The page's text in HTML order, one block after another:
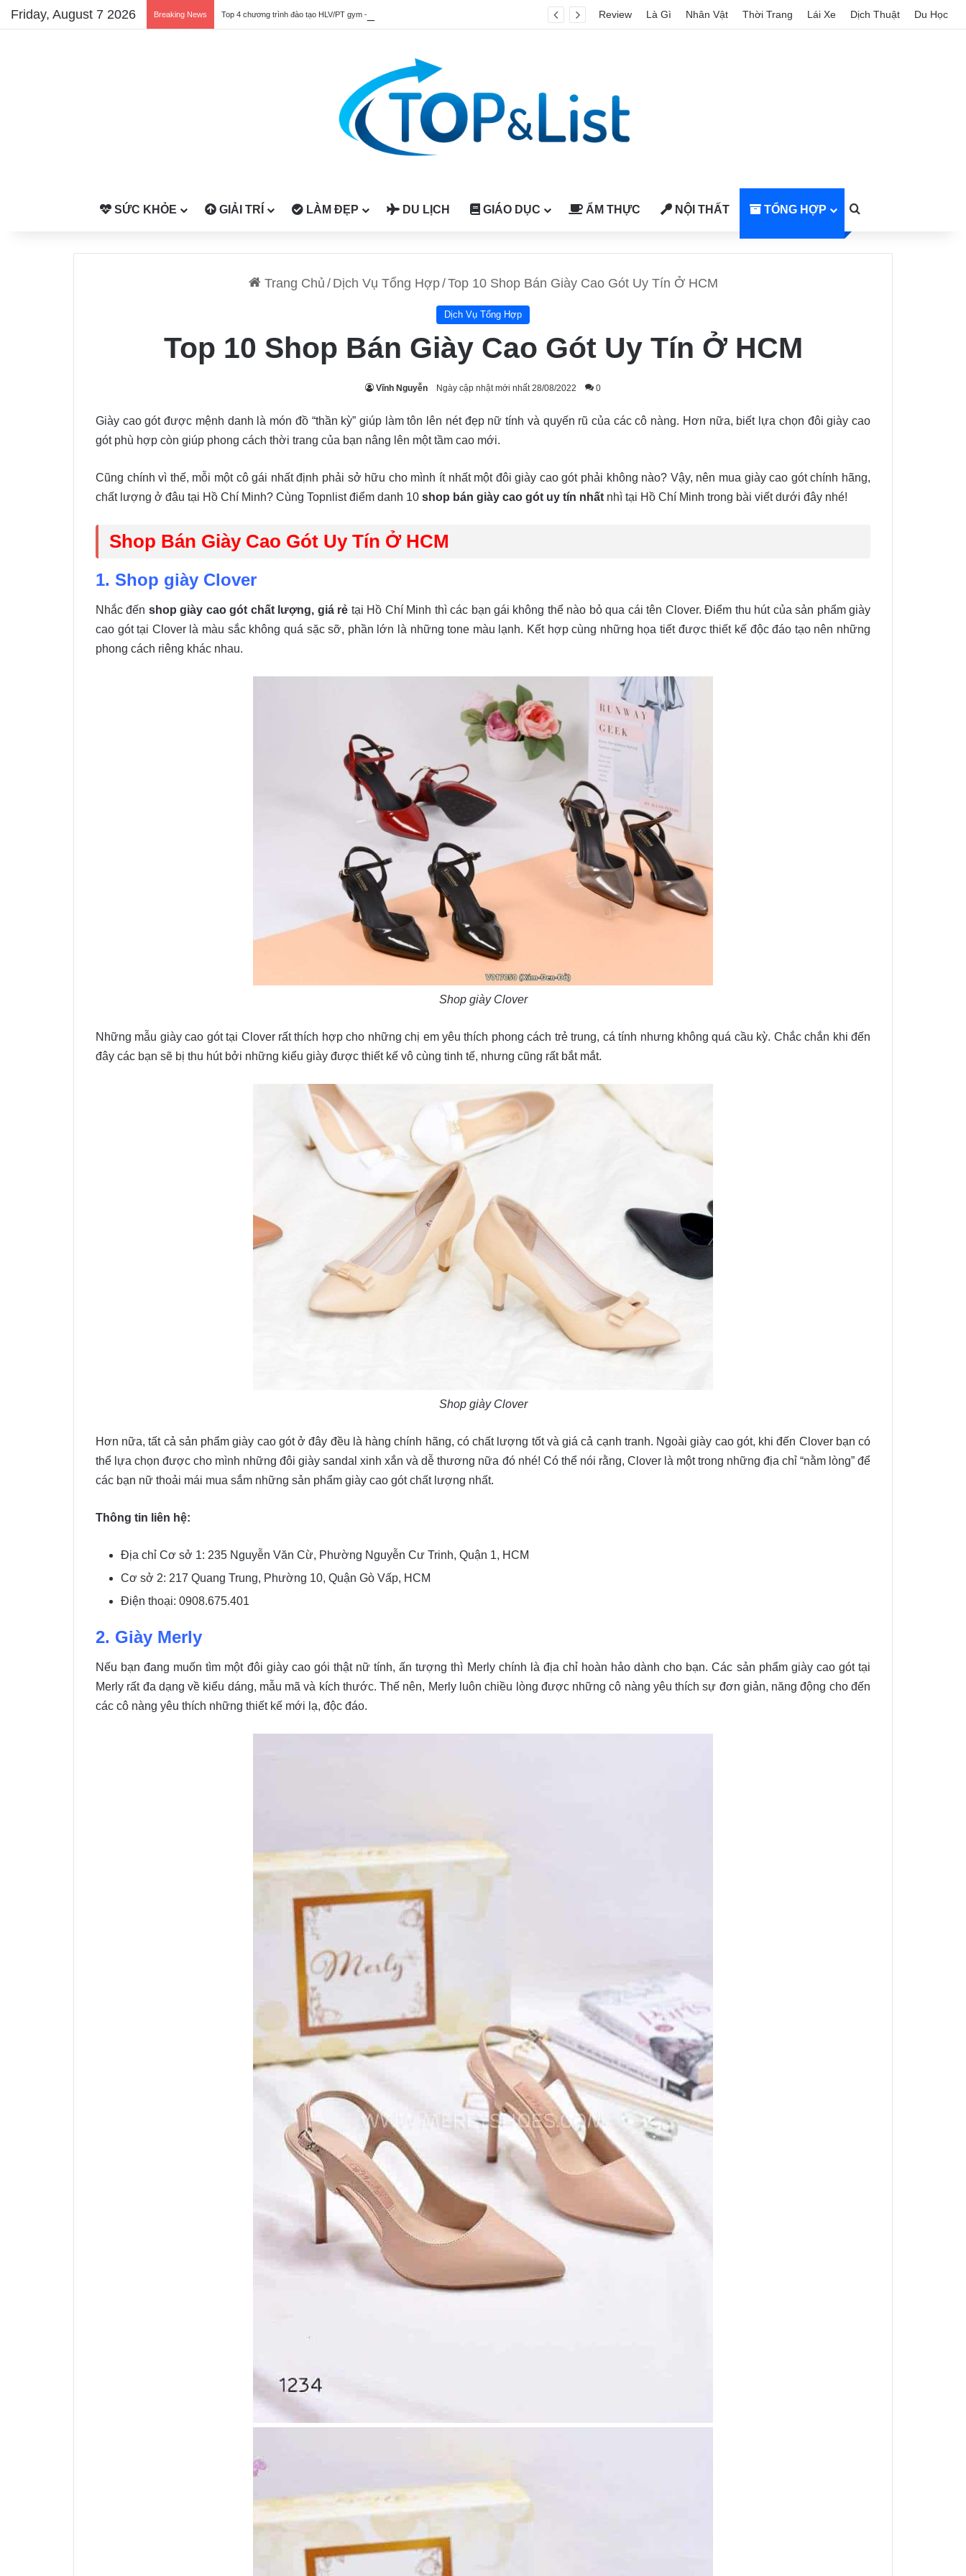
Friday, August 7 2026 Breaking News Top 4 chương trình đào tạo HLV/PT gym – fitness quốc tế được công nhận tại Việt Nam Review Là Gì Nhân Vật Thời Trang Lái Xe Dịch Thuật Du Học
SỨC KHỎE GIẢI TRÍ LÀM ĐẸP DU LỊCH GIÁO DỤC ẨM THỰC NỘI THẤT TỔNG HỢP
Trang Chủ / Dịch Vụ Tổng Hợp/Top 10 Shop Bán Giày Cao Gót Uy Tín Ở HCM
Dịch Vụ Tổng Hợp
Top 10 Shop Bán Giày Cao Gót Uy Tín Ở HCM
Vĩnh Nguyễn Ngày cập nhật mới nhất 28/08/2022 0
Giày cao gót được mệnh danh là món đồ “thần kỳ” giúp làm tôn lên nét đẹp nữ tính và quyến rũ của các cô nàng. Hơn nữa, biết lựa chọn đôi giày cao
gót phù hợp còn giúp phong cách thời trang của bạn nâng lên một tầm cao mới.
Cũng chính vì thế, mỗi một cô gái nhất định phải sở hữu cho mình ít nhất một đôi giày cao gót phải không nào? Vậy, nên mua giày cao gót chính hãng,
chất lượng ở đâu tại Hồ Chí Minh? Cùng Topnlist điểm danh 10 shop bán giày cao gót uy tín nhất nhì tại Hồ Chí Minh trong bài viết dưới đây nhé!
Shop Bán Giày Cao Gót Uy Tín Ở HCM
1. Shop giày Clover
Nhắc đến shop giày cao gót chất lượng, giá rẻ tại Hồ Chí Minh thì các bạn gái không thể nào bỏ qua cái tên Clover. Điểm thu hút của sản phẩm giày
cao gót tại Clover là màu sắc không quá sặc sỡ, phần lớn là những tone màu lạnh. Kết hợp cùng những họa tiết được thiết kế độc đáo tạo nên những
phong cách riêng khác nhau.
Shop giày Clover
Những mẫu giày cao gót tại Clover rất thích hợp cho những chị em yêu thích phong cách trẻ trung, cá tính nhưng không quá cầu kỳ. Chắc chắn khi đến
đây các bạn sẽ bị thu hút bởi những kiểu giày được thiết kế vô cùng tinh tế, nhưng cũng rất bắt mắt.
Shop giày Clover
Hơn nữa, tất cả sản phẩm giày cao gót ở đây đều là hàng chính hãng, có chất lượng tốt và giá cả cạnh tranh. Ngoài giày cao gót, khi đến Clover bạn có
thể lựa chọn được cho mình những đôi giày sandal xinh xắn và dễ thương nữa đó nhé! Có thể nói rằng, Clover là một trong những địa chỉ “nằm lòng” để
các bạn nữ thoải mái mua sắm những sản phẩm giày cao gót chất lượng nhất.
Thông tin liên hệ:
Địa chỉ Cơ sở 1: 235 Nguyễn Văn Cừ, Phường Nguyễn Cư Trinh, Quận 1, HCM
Cơ sở 2: 217 Quang Trung, Phường 10, Quận Gò Vấp, HCM
Điện thoại: 0908.675.401
2. Giày Merly
Nếu bạn đang muốn tìm một đôi giày cao gói thật nữ tính, ấn tượng thì Merly chính là địa chỉ hoàn hảo dành cho bạn. Các sản phẩm giày cao gót tại
Merly rất đa dạng về kiểu dáng, mẫu mã và kích thước. Thế nên, Merly luôn chiều lòng được những cô nàng yêu thích sự đơn giản, năng động cho đến
các cô nàng yêu thích những thiết kế mới lạ, độc đáo.